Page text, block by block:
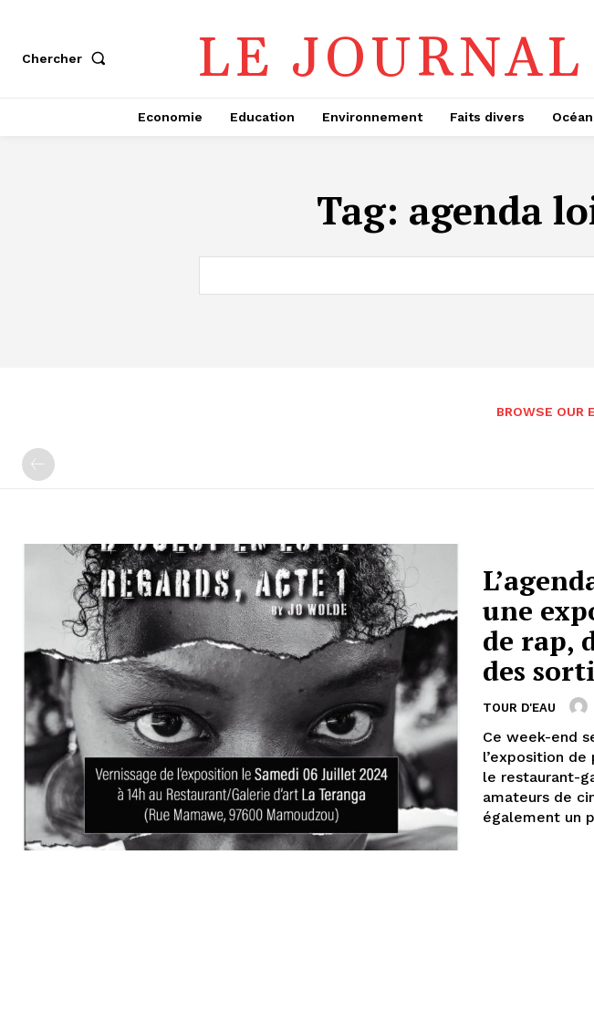
Chercher LE
Economie Education Environnement Faits divers
Tag: agenda
BROWSE OUR
une
de rap,
des
TOUR D'EAU
Ce week-end
l’exposition de
le restaurant-
amateurs de
également un